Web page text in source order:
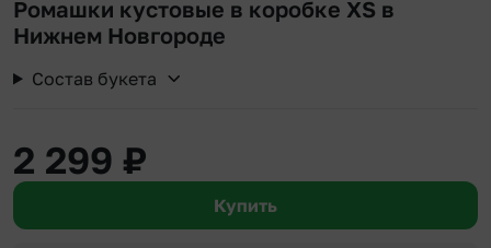
Ромашки кустовые в коробке XS в
Нижнем Новгороде
Состав букета
2 299 ₽
Купить